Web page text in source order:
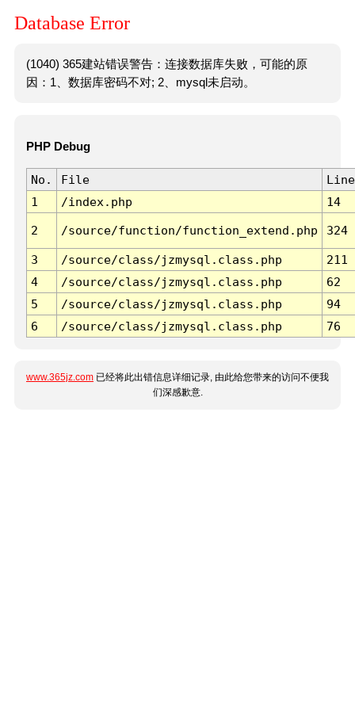
Database Error
(1040) 365建站错误警告：连接数据库失败，可能的原
因：1、数据库密码不对; 2、mysql未启动。
PHP Debug
No. File
Line
1
/index.php 14
2 /source/function/function_extend.php 324
3 /source/class/jzmysql.class.php
211
4
/source/class/jzmysql.class.php
62
5
/source/class/jzmysql.class.php
94
6
/source/class/jzmysql.class.php 76
www.365jz.com 已经将此出错信息详细记录, 由此给您带来的访问不便我
们深感歉意.